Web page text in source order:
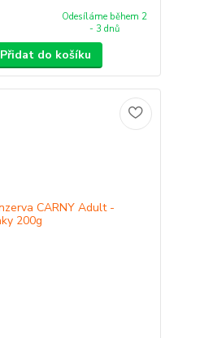
Odesíláme během 2
- 3 dnů
Přidat do košíku